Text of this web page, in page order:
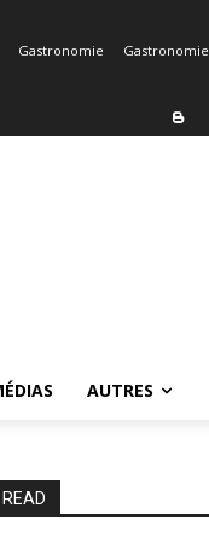
Gastronomie
Gastronomie
AUTRES